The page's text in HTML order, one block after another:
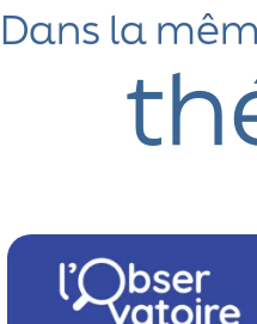
Dans la